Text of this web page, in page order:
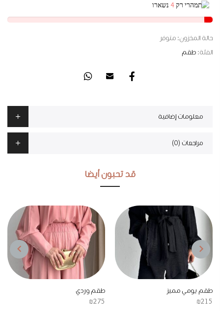
תמהרי רק4 נשארו
حالة المخزون: متوفر
الفئة: طقم
معلومات إضافية
مراجعات (0)
قد تحبون أيضا
PREVIOUS
طقم يومي مميز
₪215
طقم وردي
₪275
NEXT